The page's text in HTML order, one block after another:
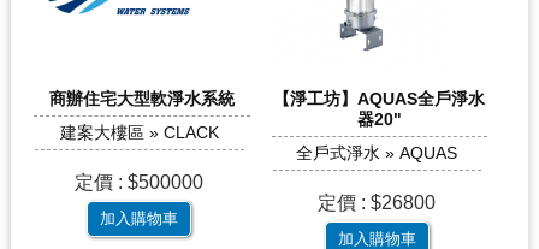
商辦住宅大型軟淨水系統
建案大樓區 » CLACK
定價 : $500000
加入購物車
【淨工坊】AQUAS全戶淨水
器20"
全戶式淨水 » AQUAS
定價 : $26800
加入購物車